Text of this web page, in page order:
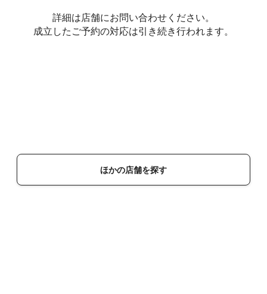
詳細は店舗にお問い合わせください。
成立したご予約の対応は引き続き行われます。
ほかの店舗を探す